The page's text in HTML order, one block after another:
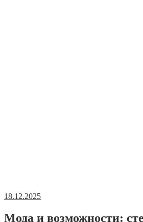
18.12.2025
Мода и возможности: